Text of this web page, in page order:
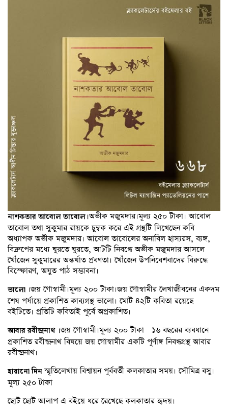
নাশকতার আবোল তাবোল।অভীক মজুমদার।মূল্য ২৫০ টাকা। আবোল
তাবোল তথা সুকুমার রায়কে চুম্বক করে এই গ্রন্থটি লিখেছেন কবি
অধ্যাপক অভীক মজুমদার। আবোল তাবোলের অনাবিল হাস্যরস, ব্যঙ্গ,
বিদ্রুপের মধ্যে ঘুরতে ঘুরতে, আটটি নিবন্ধে অভীক মজুমদার আসলে
খোঁজেন সুকুমারের অন্তর্ঘাত প্রবণতা। খোঁজেন উপনিবেশবাদের বিরুদ্ধে
বিস্ফোরণ, অযুত পাঠ সম্ভাবনা।
ভালো ।জয় গোস্বামী।মূল্য ২০০ টাকা।জয় গোস্বামীর লেখাজীবনের একদম
শেষ পর্যায়ে প্রকাশিত কাব্যগ্রন্থ ভালো। মোট ৪২টি কবিতা রয়েছে
বইটিতে। প্রতিটি কবিতাই পূর্বে অপ্রকাশিত।
আবার রবীন্দ্রনাথ ।জয় গোস্বামী।মূল্য ২০০ টাকা ১৬ বছরের ব্যবধানে
প্রকাশিত রবীন্দ্রনাথ বিষয়ে জয় গোস্বামীর একটি পূর্ণাঙ্গ নিবন্ধগ্রন্থ আবার
রবীন্দ্রনাথ।
হারানোদিনস্মৃতিলেখায় বিশ্বায়ন পূর্ববর্তী কলকাতার সময়। সৌমিত্র বসু।
মূল্য ২৫০ টাকা
ছোট ছোট আলাপ এ বইয়ে ধরে রেখেছে কলকাতার হৃদয়।